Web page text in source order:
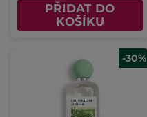
PŘIDAT DO
KOŠÍKU
-30%